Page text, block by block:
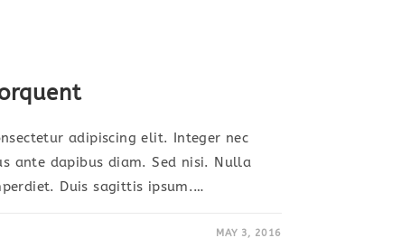
adipiscing elit. Integer nec
ante dapibus diam. Sed nisi. Nulla
Duis sagittis ipsum.…
MAY 3, 2016